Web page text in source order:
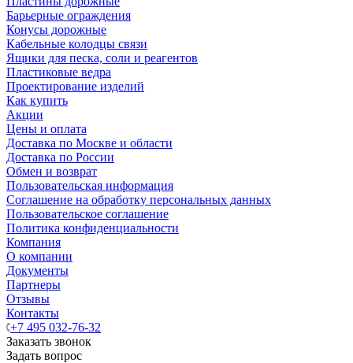
Барьерные ограждения
Конусы дорожные
Кабельные колодцы связи
Ящики для песка, соли и реагентов
Пластиковые ведра
Проектирование изделий
Как купить
Акции
Цены и оплата
Доставка по Москве и области
Доставка по России
Обмен и возврат
Пользовательская информация
Соглашение на обработку персональных данных
Пользовательское соглашение
Политика конфиденциальности
Компания
О компании
Документы
Партнеры
Отзывы
Контакты
+7 495 032-76-32
Заказать звонок
Задать вопрос